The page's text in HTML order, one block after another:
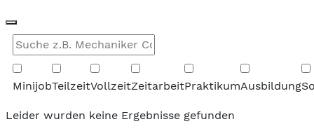
MinijobTeilzeitVollzeitZeitarbeitPraktikumAusbildung
Leider wurden keine Ergebnisse gefunden